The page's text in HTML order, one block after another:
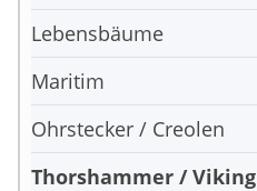
Lebensbäume
Maritim
Ohrstecker / Creolen
Thorshammer / Viking